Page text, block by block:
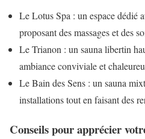
Le Lotus Spa : un espace dédié
proposant des massages et des
Le Trianon : un sauna libertin
ambiance conviviale et
Le Bain des Sens : un sauna
installations tout en faisant des
Conseils pour apprécier